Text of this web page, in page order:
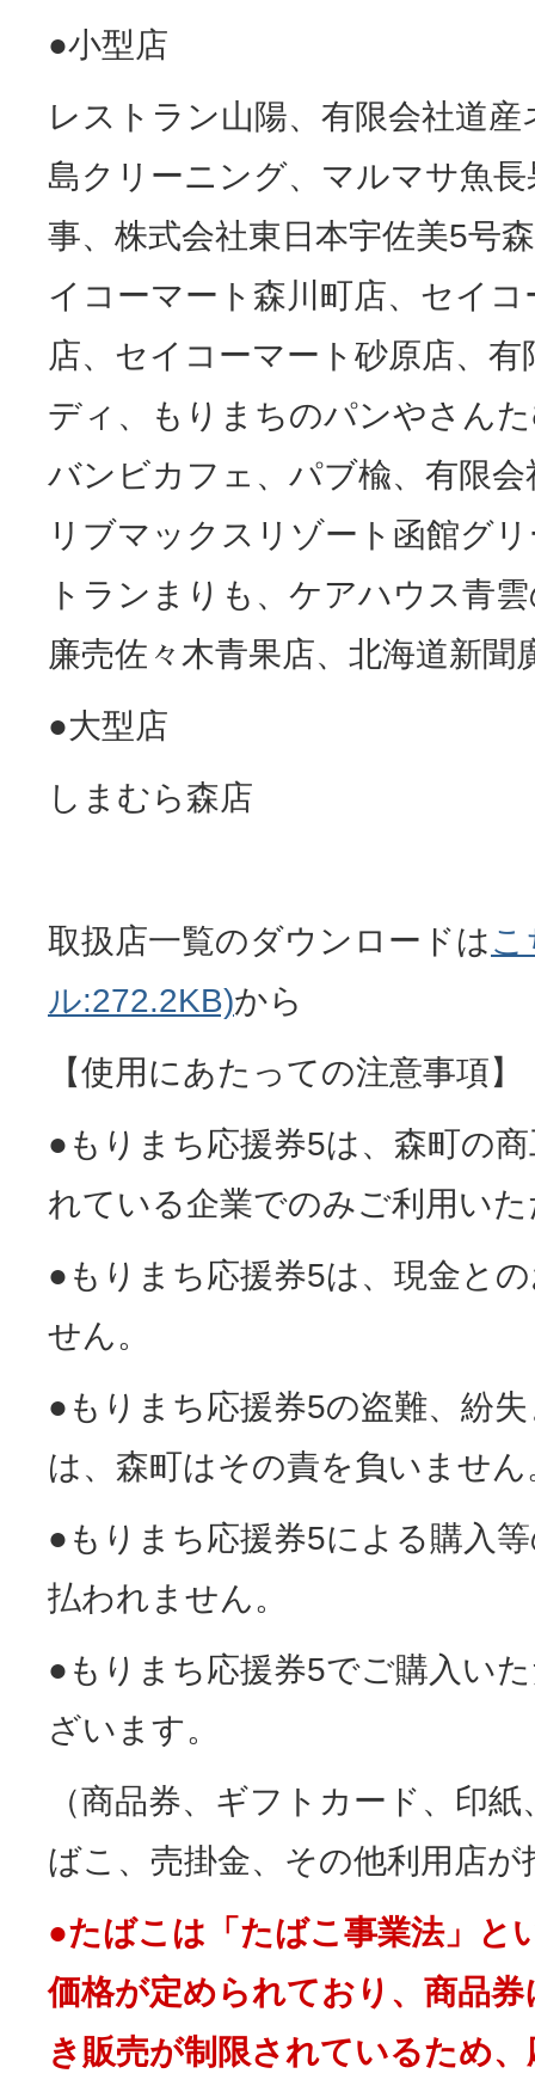
●小型店
レストラン山陽、有限会社道
島クリーニング、マルマサ魚
事、株式会社東日本宇佐美5号
イコーマート森川町店、セイ
店、セイコーマート砂原店、
ディ、もりまちのパンやさん
バンビカフェ、パブ楡、有限
リブマックスリゾート函館グ
トランまりも、ケアハウス青
廉売佐々木青果店、北海道新聞
●大型店
しまむら森店
取扱店一覧のダウンロードは
ル:272.2KB)から
【使用にあたっての注意事項】
●もりまち応援券5は、森町の
れている企業でのみご利用い
●もりまち応援券5は、現金と
せん。
●もりまち応援券5の盗難、紛
は、森町はその責を負いません
●もりまち応援券5による購入
払われません。
●もりまち応援券5でご購入い
ざいます。
（商品券、ギフトカード、印
ばこ、売掛金、その他利用店
●たばこは「たばこ事業法」と
価格が定められており、商品
き販売が制限されているため